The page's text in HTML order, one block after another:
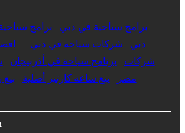
برامج سياحية في دبي
برامج
دبي
شركات سياحة في دبي
شركات
برنامج سياحة في أذربيجان
مصر
بيع ساعة كارتير أصلية